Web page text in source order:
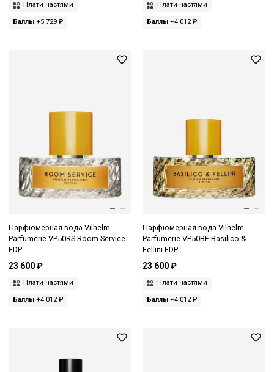
Плати частями
Баллы +5 729 ₽
Плати частями
Баллы+4 012 ₽
Парфюмерная вода Vilhelm
Parfumerie VP50RS Room Service
EDP
23 600 ₽
Плати частями
Баллы +4 012 ₽
Парфюмерная вода Vilhelm
Parfumerie VP50BF Basilico &
Fellini EDP
23 600 ₽
Плати частями
Баллы+4 012 ₽